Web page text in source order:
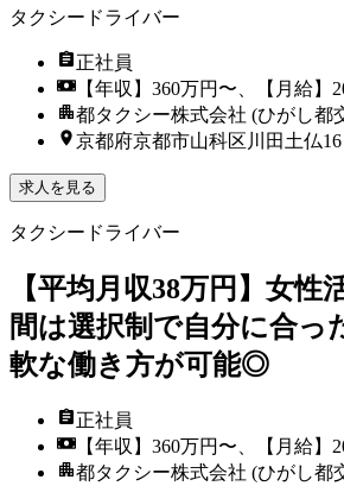
タクシードライバー
正社員
【年収】360万円〜、【月給】
都タクシー株式会社 (ひがし都
京都府京都市山科区川田土仏16
求人を見る
タクシードライバー
【平均月収38万円】女性
間は選択制で自分に合っ
軟な働き方が可能◎
正社員
【年収】360万円〜、【月給】
都タクシー株式会社 (ひがし都